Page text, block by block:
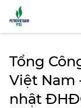
Tổng
Việt Nam
nhật